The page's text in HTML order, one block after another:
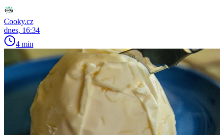
Cooky.cz
dnes, 16:34
4 min